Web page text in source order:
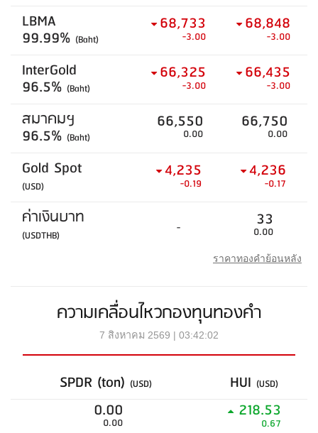
LBMA
99.99% (Baht)
68,733
-3.00
68,848
-3.00
InterGold
96.5% (Baht)
66,325
-3.00
66,435
-3.00
สมาคมฯ
96.5% (Baht)
66,550
0.00
66,750
0.00
Gold Spot
(USD)
4,235
-0.19
4,236
-0.17
ค่าเงินบาท
(USDTHB) - 33
0.00
ราคาทองคำย้อนหลัง
ความเคลื่อนไหวกองทุนทองคำ
7 สิงหาคม 2569 | 03:42:02
SPDR (ton) (USD) HUI (USD)
0.00
0.00
218.53
0.67